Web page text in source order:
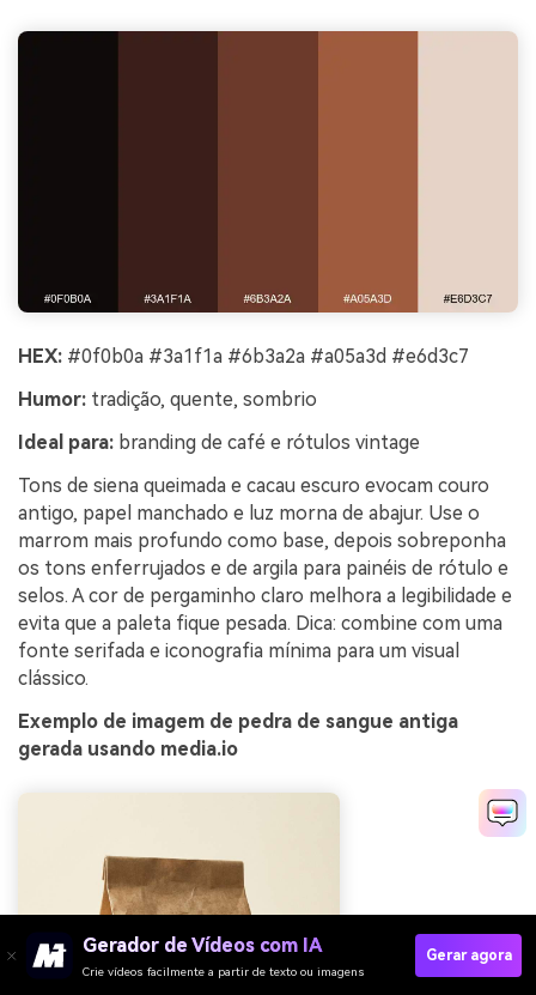
HEX: #0f0b0a #3a1f1a #6b3a2a #a05a3d #e6d3c7
Humor: tradição, quente, sombrio
Ideal para: branding de café e rótulos vintage
Tons de siena queimada e cacau escuro evocam couro
antigo, papel manchado e luz morna de abajur. Use o
marrom mais profundo como base, depois sobreponha
os tons enferrujados e de argila para painéis de rótulo e
selos. A cor de pergaminho claro melhora a legibilidade e
evita que a paleta fique pesada. Dica: combine com uma
fonte serifada e iconografia mínima para um visual
clássico.
Exemplo de imagem de pedra de sangue antiga
gerada usando media.io
Gerador de Vídeos com IA
Crie vídeos facilmente a partir de texto ou imagens
Gerar agora